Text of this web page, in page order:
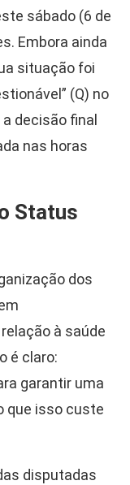
sábado (6 de
Embora ainda
situação foi
(Q) no
decisão final
nas horas
Status
dos
à saúde
é claro:
garantir uma
que isso custe
disputadas